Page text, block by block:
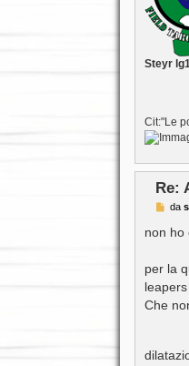
Steyr
Cit:"Le
Re:
M
s
g
g
i
da
non ho
per la
Che